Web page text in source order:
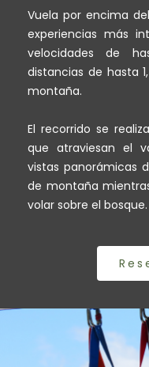
Vuela por encima
experiencias más
velocidades de
distancias de hasta
montaña.
El recorrido se
que atraviesan el
vistas panorámicas
de montaña
volar sobre el bosque.